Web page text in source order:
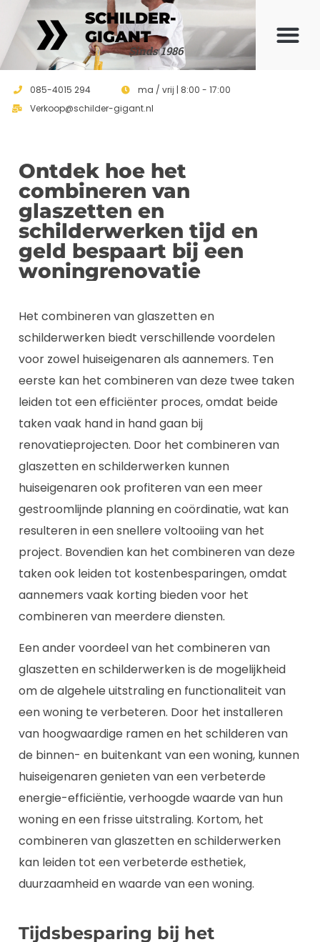
SCHILDER-
GIGANT
Sinds 1986
085-4015 294
ma / vrij | 8:00 - 17:00
Verkoop@schilder-gigant.nl
Ontdek hoe het
combineren van
glaszetten en
schilderwerken tijd en
geld bespaart bij een
woningrenovatie
Het combineren van glaszetten en
schilderwerken biedt verschillende voordelen
voor zowel huiseigenaren als aannemers. Ten
eerste kan het combineren van deze twee taken
leiden tot een efficiënter proces, omdat beide
taken vaak hand in hand gaan bij
renovatieprojecten. Door het combineren van
glaszetten en schilderwerken kunnen
huiseigenaren ook profiteren van een meer
gestroomlijnde planning en coördinatie, wat kan
resulteren in een snellere voltooiing van het
project. Bovendien kan het combineren van deze
taken ook leiden tot kostenbesparingen, omdat
aannemers vaak korting bieden voor het
combineren van meerdere diensten.
Een ander voordeel van het combineren van
glaszetten en schilderwerken is de mogelijkheid
om de algehele uitstraling en functionaliteit van
een woning te verbeteren. Door het installeren
van hoogwaardige ramen en het schilderen van
de binnen- en buitenkant van een woning, kunnen
huiseigenaren genieten van een verbeterde
energie-efficiëntie, verhoogde waarde van hun
woning en een frisse uitstraling. Kortom, het
combineren van glaszetten en schilderwerken
kan leiden tot een verbeterde esthetiek,
duurzaamheid en waarde van een woning.
Tijdsbesparing bij het